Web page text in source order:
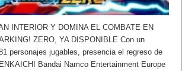
INTERIOR Y DOMINA EL COMBATE EN
ZERO, YA DISPONIBLE Con un
personajes jugables, presencia el regreso de
Bandai Namco Entertainment Europe